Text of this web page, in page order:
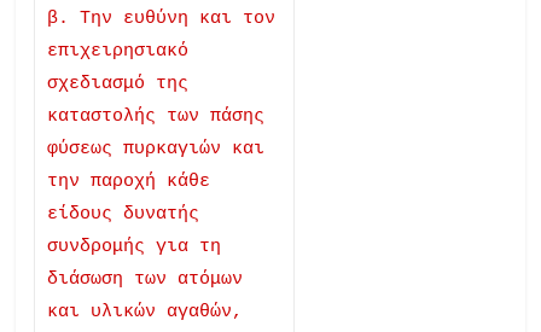
β. Την ευθύνη και τον
επιχειρησιακό
σχεδιασμό της
καταστολής των πάσης
φύσεως πυρκαγιών και
την παροχή κάθε
είδους δυνατής
συνδρομής για τη
διάσωση των ατόμων
και υλικών αγαθών,